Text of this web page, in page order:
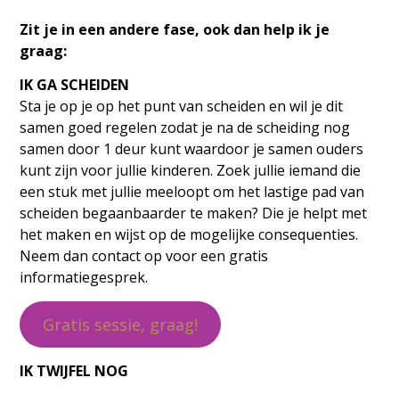
Zit je in een andere fase, ook dan help ik je
graag:
IK GA SCHEIDEN
Sta je op je op het punt van scheiden en wil je dit
samen goed regelen zodat je na de scheiding nog
samen door 1 deur kunt waardoor je samen ouders
kunt zijn voor jullie kinderen. Zoek jullie iemand die
een stuk met jullie meeloopt om het lastige pad van
scheiden begaanbaarder te maken? Die je helpt met
het maken en wijst op de mogelijke consequenties.
Neem dan contact op voor een gratis
informatiegesprek.
Gratis sessie, graag!
IK TWIJFEL NOG